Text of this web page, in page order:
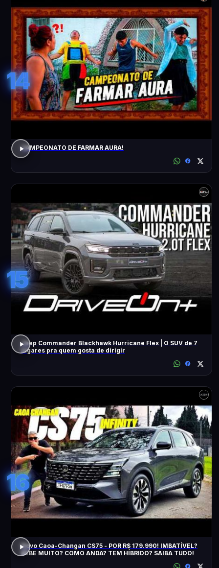
14
CAMPEONATO DE FARMAR AURA!
15
Jeep Commander Blackhawk Hurricane Flex | O SUV de 7
lugares pra quem gosta de dirigir
16
Novo Caoa-Changan CS75 - POR R$ 179.990! IMBATÍVEL?
BEBE MUITO? COMO ANDA? TEM HÍBRIDO? SAIBA TUDO!